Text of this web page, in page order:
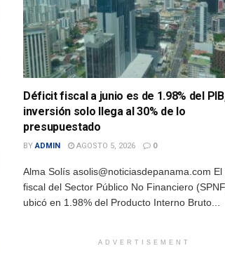
Déficit fiscal a junio es de 1.98% del
inversión solo llega al 30% de lo
presupuestado
BY ADMIN AGOSTO 5, 2026 0
Alma Solís asolis@noticiasdepanama.com El
fiscal del Sector Público No Financiero
ubicó en 1.98% del Producto Interno Bruto...
ADVERTISEMENT